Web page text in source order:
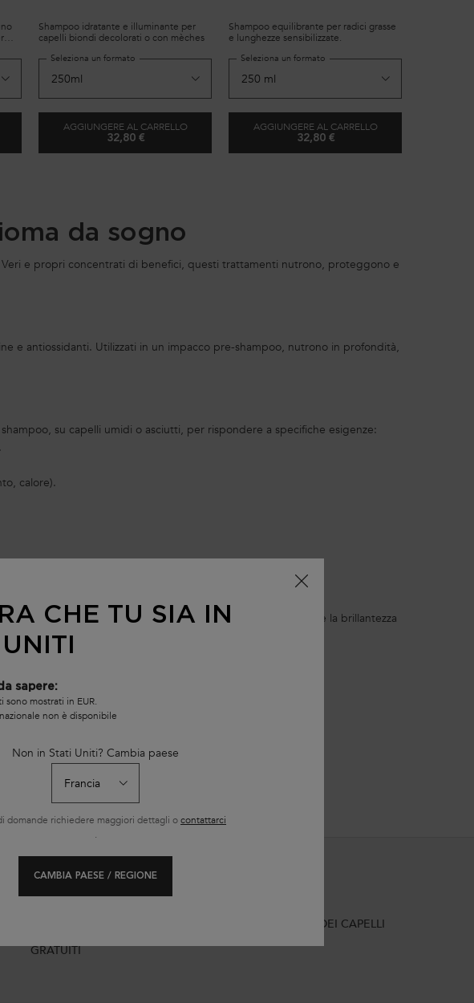
e
Shampoo idratante e illuminante per
capelli biondi decolorati o con mèches
Seleziona un formato
AGGIUNGERE AL CARRELLO
32,80 €
Shampoo equilibrante per radici grasse
e lunghezze sensibilizzate.
Seleziona un formato
AGGIUNGERE AL CARRELLO
32,80 €
da sogno
e propri concentrati di benefici, questi trattamenti nutrono, proteggono e
e antiossidanti. Utilizzati in un impacco pre-shampoo, nutrono in profondità,
su capelli umidi o asciutti, per rispondere a specifiche esigenze:
calore).
colorati: Scegli oli e sieri protettivi del colore per preservare la brillantezza
quotidiano su capelli asciutti.
GRATUITI
INIZIA LA DIAGNOSI DEI CAPELLI
CHE TU SIA IN
sapere:
sono mostrati in EUR.
non è disponibile
Non in Stati Uniti? Cambia paese
domande richiedere maggiori dettagli ocontattarci
.
CAMBIA PAESE / REGIONE